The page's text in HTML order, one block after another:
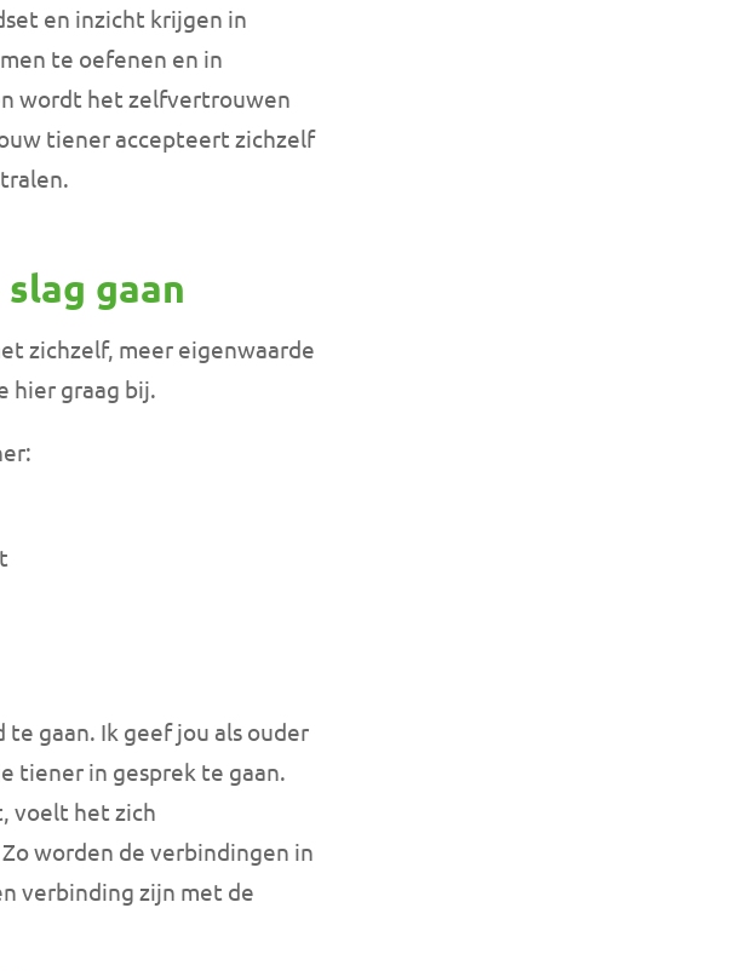
en inzicht krijgen in
te oefenen en in
wordt het zelfvertrouwen
tiener accepteert zichzelf
gaan
zichzelf, meer eigenwaarde
hier graag bij.
gaan. Ik geef jou als ouder
tiener in gesprek te gaan.
voelt het zich
worden de verbindingen in
verbinding zijn met de